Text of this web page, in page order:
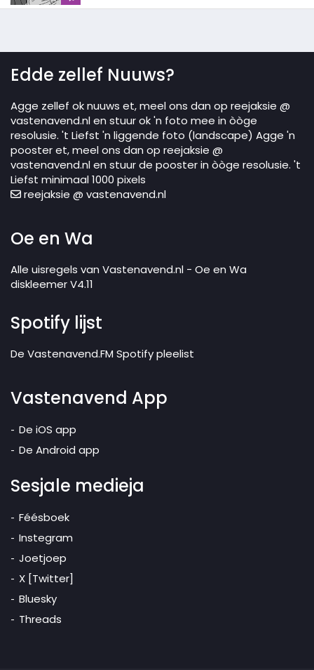
Edde zellef Nuuws?
Agge zellef ok nuuws et, meel ons dan op reejaksie @
vastenavend.nl en stuur ok 'n foto mee in òòge
resolusie. 't Liefst 'n liggende foto (landscape) Agge 'n
pooster et, meel ons dan op reejaksie @
vastenavend.nl en stuur de pooster in òòge resolusie. 't
Liefst minimaal 1000 pixels
reejaksie @ vastenavend.nl
Oe en Wa
Alle uisregels van Vastenavend.nl - Oe en Wa
diskleemer V4.11
Spotify lijst
De Vastenavend.FM Spotify pleelist
Vastenavend App
De iOS app
De Android app
Sesjale medieja
Féésboek
Instegram
Joetjoep
X [Twitter]
Bluesky
Threads